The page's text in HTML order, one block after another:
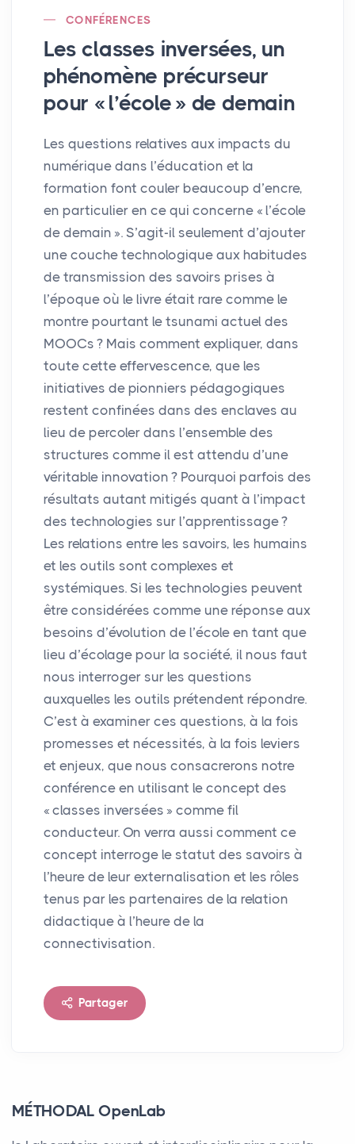
CONFÉRENCES
Les classes inversées, un
phénomène précurseur
pour «l’école» de demain
Les questions relatives aux impacts du
numérique dans l’éducation et la
formation font couler beaucoup d’encre,
en particulier en ce qui concerne « l’école
de demain ». S’agit-il seulement d’ajouter
une couche technologique aux habitudes
de transmission des savoirs prises à
l’époque où le livre était rare comme le
montre pourtant le tsunami actuel des
MOOCs ? Mais comment expliquer, dans
toute cette effervescence, que les
initiatives de pionniers pédagogiques
restent confinées dans des enclaves au
lieu de percoler dans l’ensemble des
structures comme il est attendu d’une
véritable innovation ? Pourquoi parfois des
résultats autant mitigés quant à l’impact
des technologies sur l’apprentissage?
Les relations entre les savoirs, les humains
et les outils sont complexes et
systémiques. Si les technologies peuvent
être considérées comme une réponse aux
besoins d’évolution de l’école en tant que
lieu d’écolage pour la société, il nous faut
nous interroger sur les questions
auxquelles les outils prétendent répondre.
C’est à examiner ces questions, à la fois
promesses et nécessités, à la fois leviers
et enjeux, que nous consacrerons notre
conférence en utilisant le concept des
« classes inversées » comme fil
conducteur. On verra aussi comment ce
concept interroge le statut des savoirs à
l’heure de leur externalisation et les rôles
tenus par les partenaires de la relation
didactique à l’heure de la
connectivisation.
Partager
MÉTHODAL OpenLab